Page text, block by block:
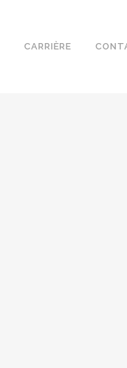
CARRIÈRE